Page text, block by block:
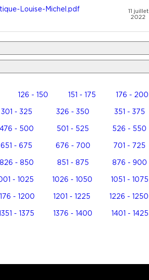
Louise-Michel.pdf
11 juillet
2022
126 - 150 151 - 175 176 - 200
301 - 325 326 - 350 351 - 375
476 - 500 501 - 525 526 - 550
651 - 675 676 - 700 701 - 725
826 - 850 851 - 875 876 - 900
- 1025 1026 - 1050 1051 - 1075
- 1200 1201 - 1225 1226 - 1250
- 1375 1376 - 1400 1401 - 1425